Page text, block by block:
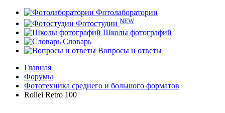
Фотолаборатории
Фотостудии NEW
Школы фотографий
Словарь
Вопросы и ответы
Главная
Форумы
Фототехника среднего и большого форматов
Rollei Retro 100